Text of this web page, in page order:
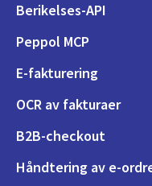
Berikelses-API
Peppol MCP
E-fakturering
OCR av fakturaer
B2B-checkout
Håndtering av e-